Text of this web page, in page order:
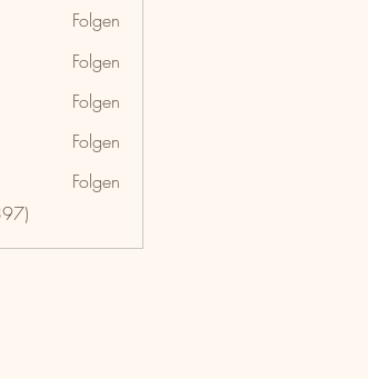
Folgen
Folgen
Folgen
Folgen
Folgen